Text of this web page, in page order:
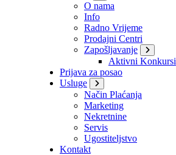
O nama
Info
Radno Vrijeme
Prodajni Centri
Zapošljavanje
Aktivni Konkursi
Prijava za posao
Usluge
Način Plaćanja
Marketing
Nekretnine
Servis
Ugostiteljstvo
Kontakt